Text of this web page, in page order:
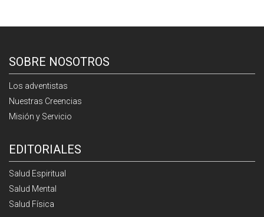
SOBRE NOSOTROS
Los adventistas
Nuestras Creencias
Misión y Servicio
EDITORIALES
Salud Espiritual
Salud Mental
Salud Física